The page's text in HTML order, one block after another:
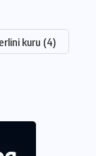
kuru (4)